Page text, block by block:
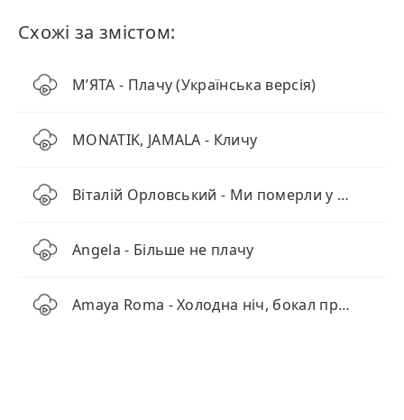
Схожі за змістом:
М’ЯТА - Плачу (Українська версія)
MONATIK, JAMALA - Кличу
Віталій Орловський - Ми померли у чистий четвер
Angela - Більше не плачу
Amaya Roma - Холодна ніч, бокал просеко